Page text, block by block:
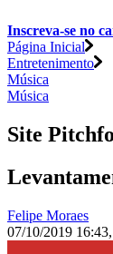
Inscreva-se no
Página Inicial
Entretenimento
Música
Música
Site
Felipe Moraes
07/10/2019 16:43,